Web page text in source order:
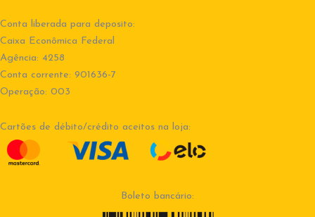
Conta liberada para deposito:
Caixa Econômica Federal
Agência: 4258
Conta corrente: 901636-7
Operação: 003
Cartões de débito/crédito aceitos na loja:
Boleto bancário: